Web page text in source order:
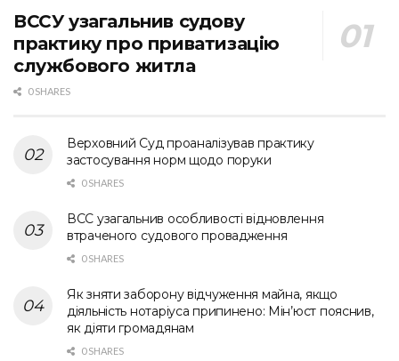
ВССУ узагальнив судову
практику про приватизацію
службового житла
0 SHARES
Верховний Суд проаналізував практику
застосування норм щодо поруки
0 SHARES
ВСС узагальнив особливості відновлення
втраченого судового провадження
0 SHARES
Як зняти заборону відчуження майна, якщо
діяльність нотаріуса припинено: Мін’юст пояснив,
як діяти громадянам
0 SHARES